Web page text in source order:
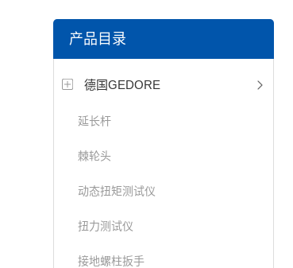
产品目录
德国GEDORE
延长杆
棘轮头
动态扭矩测试仪
扭力测试仪
接地螺柱扳手